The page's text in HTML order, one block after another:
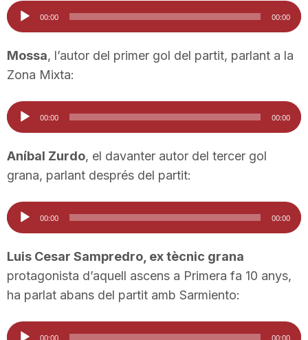
Reproductor
d'àudio
00:00 00:00
Mossa, l’autor del primer gol del partit, parlant a la
Zona Mixta:
Reproductor
d'àudio
00:00 00:00
Aníbal Zurdo, el davanter autor del tercer gol
grana, parlant després del partit:
Reproductor
d'àudio
00:00 00:00
Luis Cesar Sampredro, ex tècnic grana
protagonista d’aquell ascens a Primera fa 10 anys,
ha parlat abans del partit amb Sarmiento:
Reproductor
00:00 00:00